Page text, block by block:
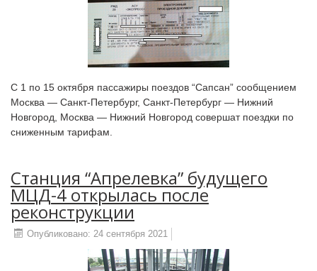
С 1 по 15 октября пассажиры поездов “Сапсан” сообщением
Москва — Санкт-Петербург, Санкт-Петербург — Нижний
Новгород, Москва — Нижний Новгород совершат поездки по
сниженным тарифам.
Станция “Апрелевка” будущего
МЦД-4 открылась после
реконструкции
Опубликовано: 24 сентября 2021